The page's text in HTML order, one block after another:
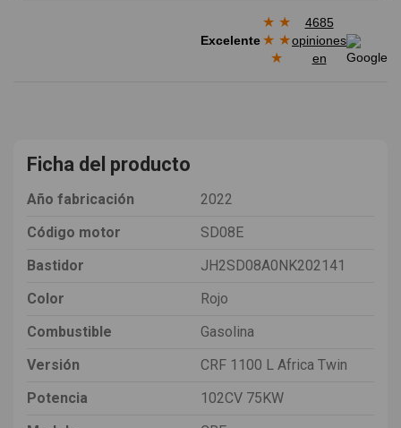
Excelente
★ ★
★ ★
★
4685
opiniones
en
Ficha del producto
Año fabricación
2022
Código motor
SD08E
Bastidor
JH2SD08A0NK202141
Color
Rojo
Combustible
Gasolina
Versión
CRF 1100 L Africa Twin
Potencia
102CV 75KW